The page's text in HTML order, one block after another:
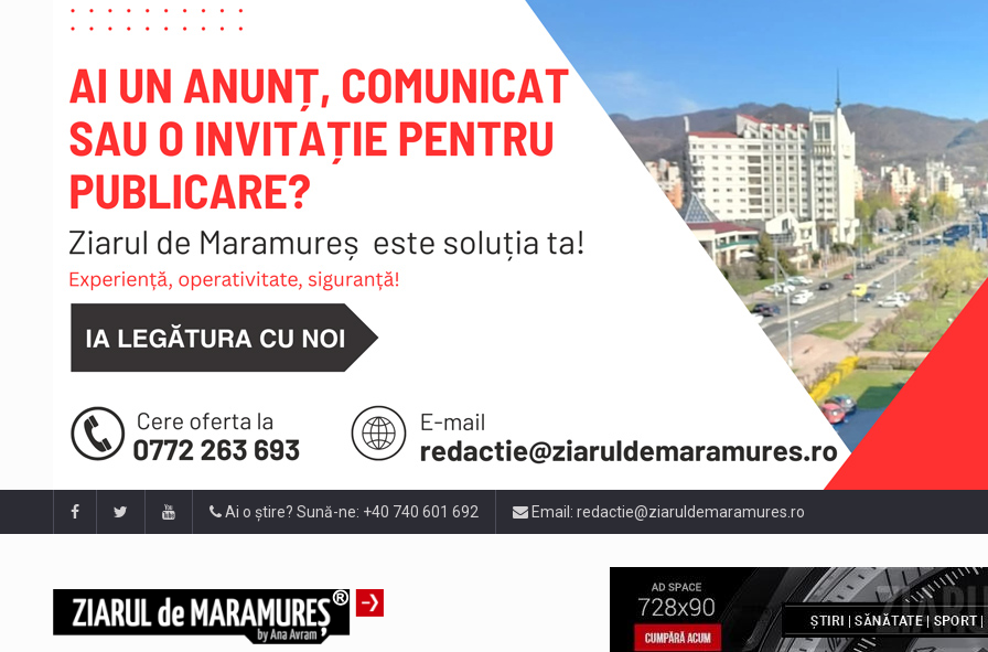
Ai o știre? Sună-ne: +40 740 601 692 Email: redactie@ziaruldemaramures.ro